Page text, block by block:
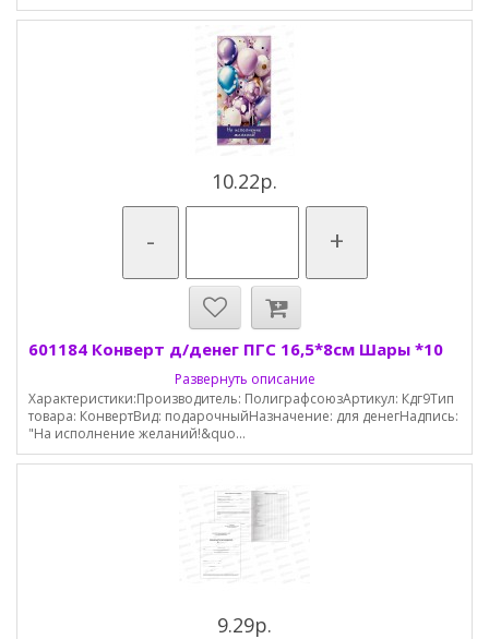
10.22р.
- +
601184 Конверт д/денег ПГС 16,5*8см Шары *10
Развернуть описание
Характеристики:Производитель: ПолиграфсоюзАртикул: Кдг9Тип
товара: КонвертВид: подарочныйНазначение: для денегНадпись:
"На исполнение желаний!&quo...
9.29р.